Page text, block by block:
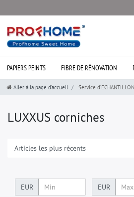
PAPIERS PEINTS FIBRE DE RÉNOVATION
Aller à la page d’accueil Service
LUXXUS corniches
EUR EUR